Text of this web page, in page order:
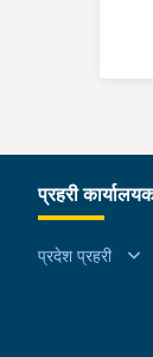
प्रहरी
प्रदेश प्रहरी